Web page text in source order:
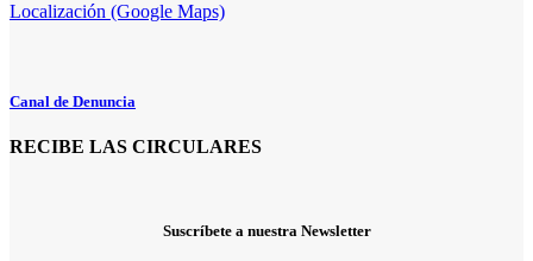
Localización (Google Maps)
Canal de Denuncia
RECIBE LAS CIRCULARES
Suscríbete a nuestra Newsletter